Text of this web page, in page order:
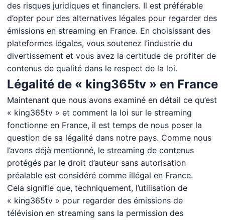
des risques juridiques et financiers. Il est préférable
d’opter pour des alternatives légales pour regarder des
émissions en streaming en France. En choisissant des
plateformes légales, vous soutenez l’industrie du
divertissement et vous avez la certitude de profiter de
contenus de qualité dans le respect de la loi.
Légalité de « king365tv » en France
Maintenant que nous avons examiné en détail ce qu’est
« king365tv » et comment la loi sur le streaming
fonctionne en France, il est temps de nous poser la
question de sa légalité dans notre pays. Comme nous
l’avons déjà mentionné, le streaming de contenus
protégés par le droit d’auteur sans autorisation
préalable est considéré comme illégal en France.
Cela signifie que, techniquement, l’utilisation de
« king365tv » pour regarder des émissions de
télévision en streaming sans la permission des